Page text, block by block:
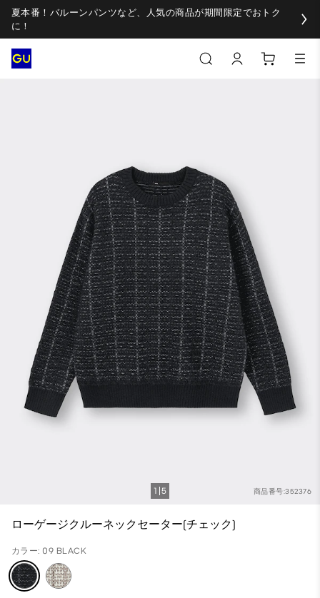
夏本番！バルーンパンツなど、人気の商品が期間限定でおトク
に！
商品番号:352376
1 5
ローゲージクルーネックセーター(チェック)
カラー: 09 BLACK